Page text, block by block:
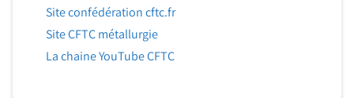
Site confédération cftc.fr
Site CFTC métallurgie
La chaine YouTube CFTC